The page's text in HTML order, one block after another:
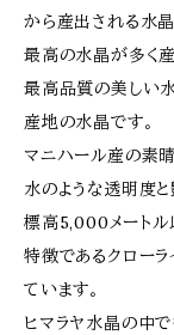
から産出される水
最高の水晶が多く
最高品質の美しい
産地の水晶です。
マニハール産の素
水のような透明度と
標高5,000メートル
特徴であるクロー
ています。
ヒマラヤ水晶の中